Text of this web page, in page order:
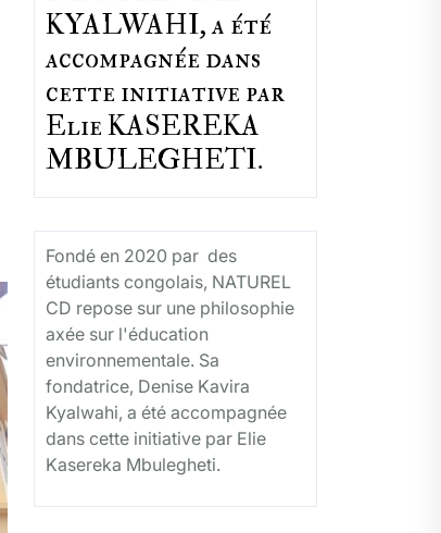
KYALWAHI, a été
accompagnée dans
cette initiative par
Elie KASEREKA
MBULEGHETI.
Fondé en 2020 par des
étudiants congolais, NATUREL
CD repose sur une philosophie
axée sur l'éducation
environnementale. Sa
fondatrice, Denise Kavira
Kyalwahi, a été accompagnée
dans cette initiative par Elie
Kasereka Mbulegheti.